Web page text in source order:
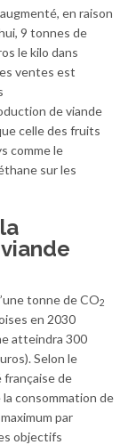
en raison
9 tonnes de
le kilo dans
ventes est
de viande
celle des fruits
comme le
sur les
tonne de CO2
en 2030
atteindra 300
Selon le
française de
consommation de
par
objectifs